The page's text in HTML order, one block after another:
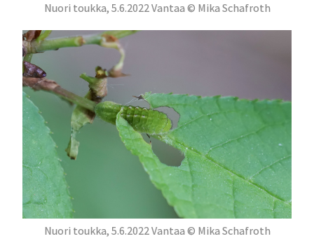
Nuori toukka, 5.6.2022 Vantaa © Mika Schafroth
Nuori toukka, 5.6.2022 Vantaa © Mika Schafroth